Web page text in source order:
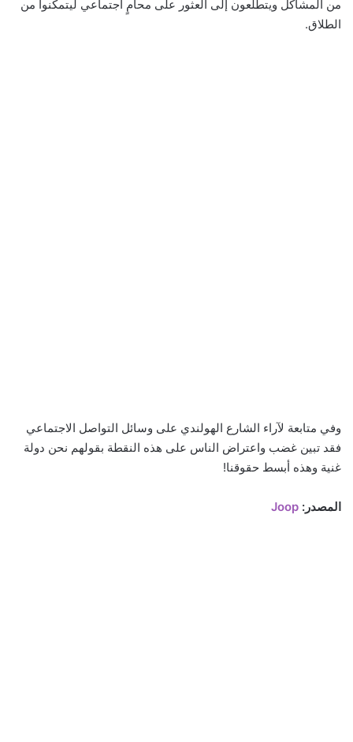
من المشاكل ويتطلعون إلى العثور على محامٍ اجتماعي ليتمكنوا من
الطلاق.
وفي متابعة لآراء الشارع الهولندي على وسائل التواصل الاجتماعي
فقد تبين غضب واعتراض الناس على هذه النقطة بقولهم نحن دولة
غنية وهذه أبسط حقوقنا!
المصدر: Joop